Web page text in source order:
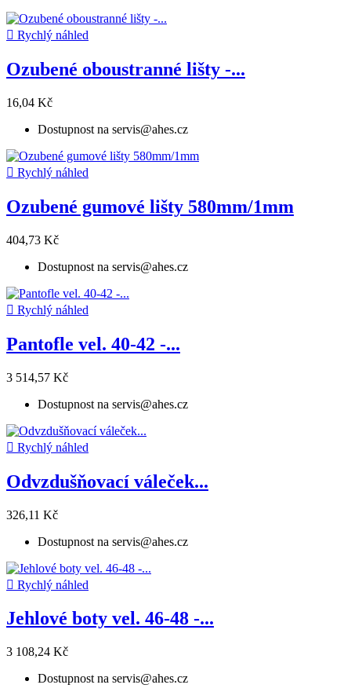
 Rychlý náhled
Ozubené oboustranné lišty -...
16,04 Kč
Dostupnost na servis@ahes.cz
 Rychlý náhled
Ozubené gumové lišty 580mm/1mm
404,73 Kč
Dostupnost na servis@ahes.cz
 Rychlý náhled
Pantofle vel. 40-42 -...
3 514,57 Kč
Dostupnost na servis@ahes.cz
 Rychlý náhled
Odvzdušňovací váleček...
326,11 Kč
Dostupnost na servis@ahes.cz
 Rychlý náhled
Jehlové boty vel. 46-48 -...
3 108,24 Kč
Dostupnost na servis@ahes.cz